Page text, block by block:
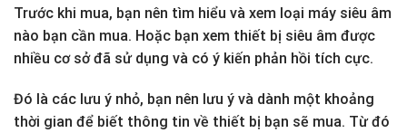
Trước khi mua, bạn nên tìm hiểu và xem loại máy siêu âm
nào bạn cần mua. Hoặc bạn xem thiết bị siêu âm được
nhiều cơ sở đã sử dụng và có ý kiến phản hồi tích cực.
Đó là các lưu ý nhỏ, bạn nên lưu ý và dành một khoảng
thời gian để biết thông tin về thiết bị bạn sẽ mua. Từ đó